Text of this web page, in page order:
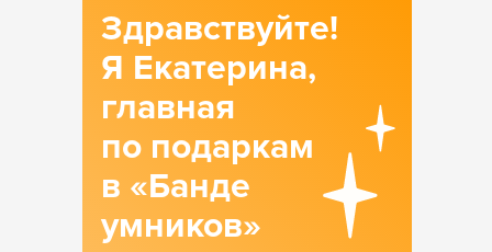
Здравствуйте!
Я Екатерина,
главная
по подаркам
в «Банде
умников»